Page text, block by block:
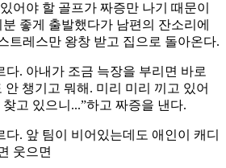
어야 할 골프가 짜증만 나기 때문이
좋게 출발했다가 남편의 잔소리에
트레스만 왕창 받고 집으로 돌아온다.
다. 아내가 조금 늑장을 부리면 바로
안 챙기고 뭐해. 미리 미리 끼고 있어
고 있으니...”하고 짜증을 낸다.
. 앞 팀이 비어있는데도 애인이 캐디
웃으면